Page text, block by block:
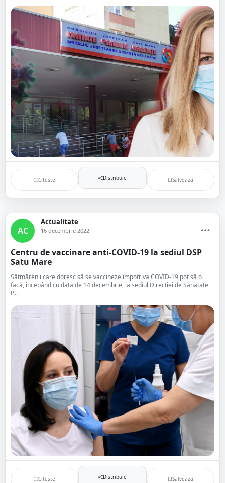
Citește Distribuie Salvează
AC
Actualitate
16 decembrie 2022
Centru de vaccinare anti-COVID-19 la sediul DSP
Satu Mare
Sătmărenii care doresc să se vaccineze împotriva COVID-19 pot să o
facă, începând cu data de 14 decembrie, la sediul Direcției de Sănătate
P...
Citește Distribuie Salvează